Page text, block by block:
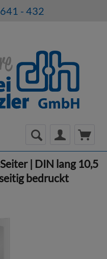
- 432
| DIN lang 10,5
bedruckt